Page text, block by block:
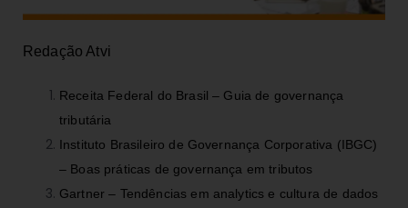
Redação Atvi
Receita Federal do Brasil – Guia de governança
tributária
Instituto Brasileiro de Governança Corporativa (IBGC)
– Boas práticas de governança em tributos
Gartner – Tendências em analytics e cultura de dados